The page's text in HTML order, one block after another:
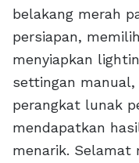
belakang merah
persiapan,
menyiapkan
settingan
perangkat lunak
mendapatkan
menarik. Selamat